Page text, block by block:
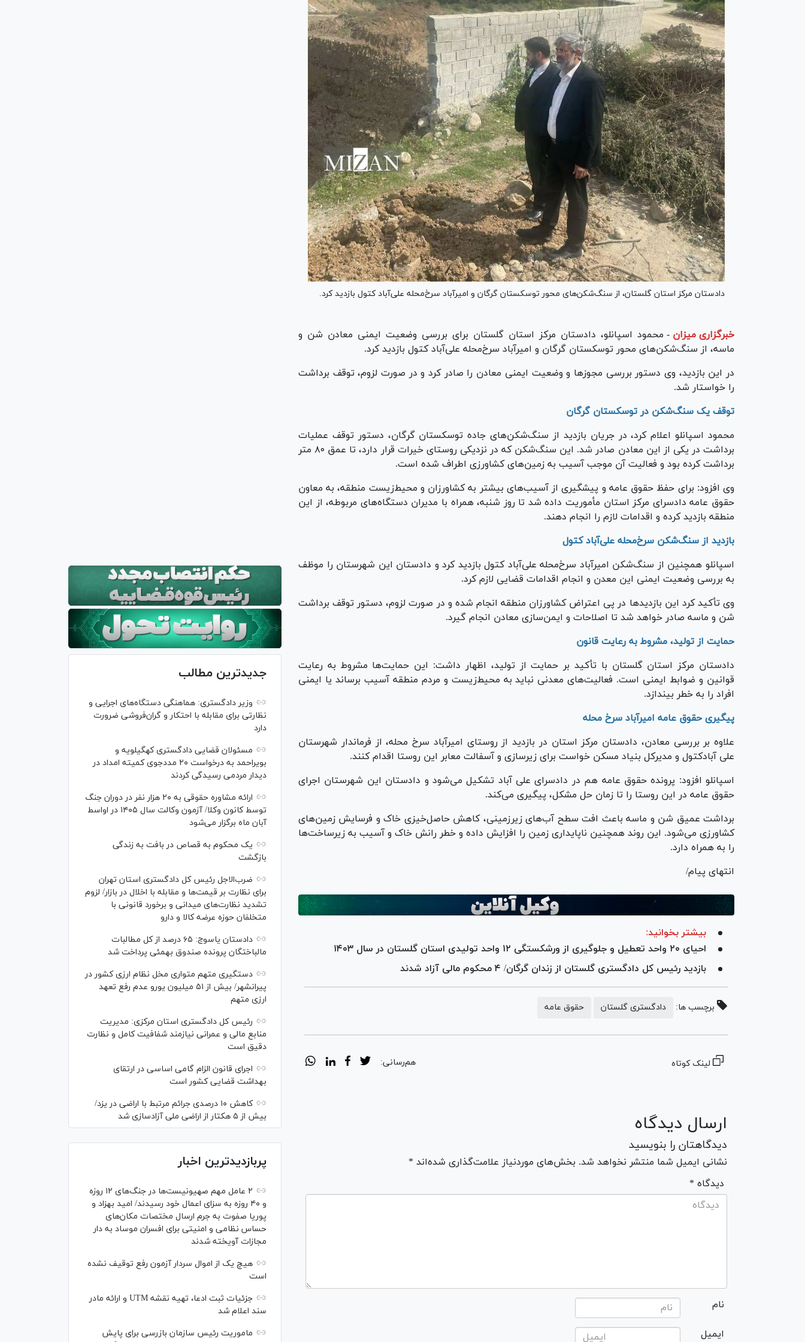
دادستان مرکز استان گلستان، از سنگ‌شکن‌های محور توسکستان گرگان و امیرآباد سرخ‌محله علی‌آباد کتول بازدید کرد.
خبرگزاری میزان - محمود اسپانلو، دادستان مرکز استان گلستان برای بررسی وضعیت ایمنی معادن شن و
ماسه، از سنگ‌شکن‌های محور توسکستان گرگان و امیرآباد سرخ‌محله علی‌آباد کتول بازدید کرد.
در این بازدید، وی دستور بررسی مجوز‌ها و وضعیت ایمنی معادن را صادر کرد و در صورت لزوم، توقف برداشت
را خواستار شد.
توقف یک سنگ‌شکن در توسکستان گرگان
محمود اسپانلو اعلام کرد، در جریان بازدید از سنگ‌شکن‌های جاده توسکستان گرگان، دستور توقف عملیات
برداشت در یکی از این معادن صادر شد. این سنگ‌شکن که در نزدیکی روستای خیرات قرار دارد، تا عمق ۸۰ متر
برداشت کرده بود و فعالیت آن موجب آسیب به زمین‌های کشاورزی اطراف شده است.
وی افزود: برای حفظ حقوق عامه و پیشگیری از آسیب‌های بیشتر به کشاورزان و محیط‌زیست منطقه، به معاون
حقوق عامه دادسرای مرکز استان مأموریت داده شد تا روز شنبه، همراه با مدیران دستگاه‌های مربوطه، از این
منطقه بازدید کرده و اقدامات لازم را انجام دهند.
بازدید از سنگ‌شکن سرخ‌محله علی‌آباد کتول
اسپانلو همچنین از سنگ‌شکن امیرآباد سرخ‌محله علی‌آباد کتول بازدید کرد و دادستان این شهرستان را موظف
به بررسی وضعیت ایمنی این معدن و انجام اقدامات قضایی لازم کرد.
وی تأکید کرد این بازدید‌ها در پی اعتراض کشاورزان منطقه انجام شده و در صورت لزوم، دستور توقف برداشت
شن و ماسه صادر خواهد شد تا اصلاحات و ایمن‌سازی معادن انجام گیرد.
حمایت از تولید، مشروط به رعایت قانون
دادستان مرکز استان گلستان با تأکید بر حمایت از تولید، اظهار داشت: این حمایت‌ها مشروط به رعایت
قوانین و ضوابط ایمنی است. فعالیت‌های معدنی نباید به محیط‌زیست و مردم منطقه آسیب برساند یا ایمنی
افراد را به خطر بیندازد.
پیگیری حقوق عامه امیرآباد سرخ محله
علاوه بر بررسی معادن، دادستان مرکز استان در بازدید از روستای امیرآباد سرخ محله، از فرماندار شهرستان
علی آبادکتول و مدیرکل بنیاد مسکن خواست برای زیرسازی و آسفالت معابر این روستا اقدام کنند.
اسپانلو افزود: پرونده حقوق عامه هم در دادسرای علی آباد تشکیل می‌شود و دادستان این شهرستان اجرای
حقوق عامه در این روستا را تا زمان حل مشکل، پیگیری می‌کند.
برداشت عمیق شن و ماسه باعث افت سطح آب‌های زیرزمینی، کاهش حاصل‌خیزی خاک و فرسایش زمین‌های
کشاورزی می‌شود. این روند همچنین ناپایداری زمین را افزایش داده و خطر رانش خاک و آسیب به زیرساخت‌ها
را به همراه دارد.
انتهای پیام/
بیشتر بخوانید:
احیای ۲۰ واحد تعطیل و جلوگیری از ورشکستگی ۱۲ واحد تولیدی استان گلستان در سال ۱۴۰۳
بازدید رئیس کل دادگستری گلستان از زندان گرگان/ ۴ محکوم مالی آزاد شدند
برچسب ها: دادگستری گلستان حقوق عامه
لینک کوتاه هم‌رسانی:
ارسال دیدگاه
دیدگاهتان را بنویسید
نشانی ایمیل شما منتشر نخواهد شد. بخش‌های موردنیاز علامت‌گذاری شده‌اند *
* دیدگاه
نام
ایمیل
جدیدترین مطالب
وزیر دادگستری: هماهنگی دستگاه‌های اجرایی و
نظارتی برای مقابله با احتکار و گران‌فروشی ضرورت
دارد
مسئولان قضایی دادگستری کهگیلویه و
بویراحمد به درخواست‌ ۲۰ مددجوی کمیته امداد در
دیدار مردمی رسیدگی کردند
ارائه مشاوره حقوقی به ۲۰ هزار نفر در دوران جنگ
توسط کانون وکلا/ آزمون وکالت سال ۱۴۰۵ در اواسط
آبان ماه برگزار می‌شود
یک محکوم به قصاص در بافت به زندگی
بازگشت
ضرب‌الاجل رئیس کل دادگستری استان تهران
برای نظارت بر قیمت‌ها و مقابله با اخلال در بازار/ لزوم
تشدید نظارت‌های میدانی و برخورد قانونی با
متخلفان حوزه عرضه کالا و دارو
دادستان یاسوج: ۶۵ درصد از کل مطالبات
مالباختگان پرونده صندوق بهمئی پرداخت شد
دستگیری متهم متواری مخل نظام ارزی کشور در
پیرانشهر/ بیش از ۵۱ میلیون یورو عدم رفع تعهد
ارزی متهم
رئیس کل دادگستری استان مرکزی: مدیریت
منابع مالی و عمرانی نیازمند شفافیت کامل و نظارت
دقیق است
اجرای قانون الزام گامی اساسی در ارتقای
بهداشت قضایی کشور است
کاهش ۱۰ درصدی جرائم مرتبط با اراضی در یزد/
بیش از ۵ هکتار از اراضی ملی آزادسازی شد
پربازدیدترین اخبار
۲ عامل مهم صهیونیست‌ها در جنگ‌های ۱۲ روزه
و ۴۰ روزه به سزای اعمال خود رسیدند/ امید بهزاد و
پوریا صفوت به جرم ارسال مختصات مکان‌های
حساس نظامی و امنیتی برای افسران موساد به دار
مجازات آویخته شدند
هیچ یک از اموال سردار آزمون رفع توقیف نشده
است
جزئیات ثبت ادعا، تهیه نقشه UTM و ارائه مادر
سند اعلام شد
ماموریت رئیس سازمان بازرسی برای پایش